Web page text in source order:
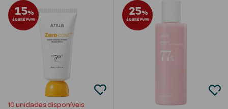
15%
SOBRE PVPR
10 unidades disponíveis
25%
SOBRE PVPR